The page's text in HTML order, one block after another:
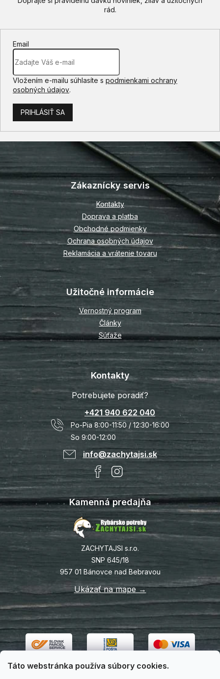
Táto webstránka používa súbory cookies.
Email
Vložením e-mailu súhlasíte s podmienkami ochrany
osobných údajov.
PRIHLÁSIŤ SA
Z
á
p
ä
e
Zákaznícky servis
Kontakty
Doprava a platba
Obchodné podmienky
Ochrana osobných údajov
Reklamácia a vrátenie tovaru
Užitočné informácie
Vernostný program
Články
Súťaže
Kontakty
Potrebujete poradiť?
+421 940 622 040
Po-Pia 8:00-11:50 / 12:30-16:00
So 9:00-12:00
info@zachytajsi.sk
Kamenná predajňa
ZACHYTAJSI s.r.o.
SNP 645/18
957 01 Bánovce nad Bebravou
Ukázať na mape →